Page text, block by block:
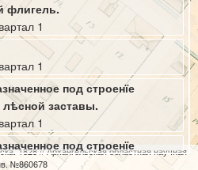
1828 // Архангельская областная научная
№860678
флигель.
1
1
под строенїе
лѣсной заставы.
1
под строенїе
заставы.